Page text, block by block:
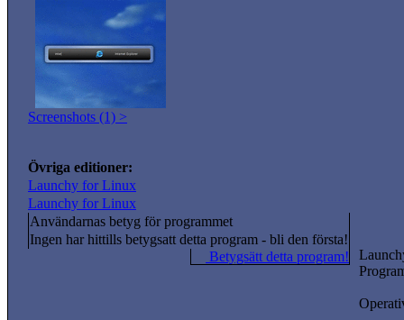
Screenshots (1) >
Övriga editioner:
Launchy for Linux
Launchy for Linux
Användarnas betyg för programmet
Ingen har hittills betygsatt detta program - bli den första!
Betygsätt detta program!